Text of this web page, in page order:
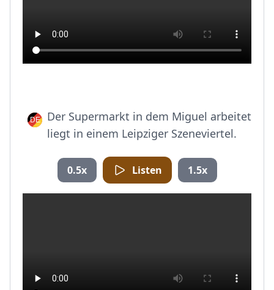
Der Supermarkt in dem Miguel arbeitet
liegt in einem Leipziger Szeneviertel.
0.5x Listen 1.5x